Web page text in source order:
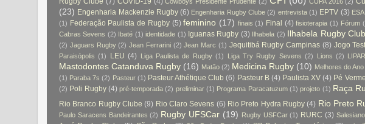
(23) Engenharia Mackenzie Rugby (6) Engenharia Rugby Clube (2) entrevista (1) EPTV (3)
(1) Federação Paulista de Rugby (5) feminino (17) finais (1) Final (4) fisioterapia (1) Fórum
Cabras Sevens (2) Ibaté (1) identidade (1) Iguanas Rugby (3) Ilhabela (2) Ilhabela Rugby
(2) Jaguars Rugby (2) Jean Ferrarini (2) Jean Marc (1) Jequitibá Rugby Campinas (8) Jogo
Paraisópolis (1) LEU (4) Liga Paulista de Rugby (1) Liga Try Rugby Sevens (2) Lions (2) LIPAR
Mastodontes Catanduva Rugby (16) Matão (2) Medicina Rugby (10) Melhores do
(1) Paraba 7s (2) Pasteur (1) Pasteur Athétique Club (6) Pasteur B (4) Paulista XV (4) Pé
(2) Poli Rugby (4) pré-temporada (2) preliminar (1) Programa Paracatuzum (1) projeto (1) Raça
Rio Branco Rugby Clube (9) Rio Claro Sevens (6) Rio Preto Hydra Rugby (4) Rio Preto
Paulo Saracens Bandeirantes (2) Rugby UFSCar (19) Rugby USFCar (1) RURC (3)